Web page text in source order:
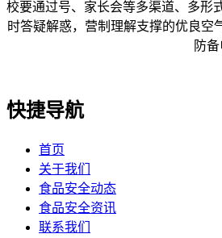
校要通过号、家长会等多渠道、多形
时答疑解惑，营制理解支撑的优良空
防
快捷导航
首页
关于我们
食品安全动态
食品安全资讯
联系我们